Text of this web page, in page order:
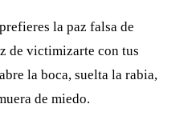
la paz falsa de
de victimizarte con tus
la boca, suelta la rabia,
de miedo.